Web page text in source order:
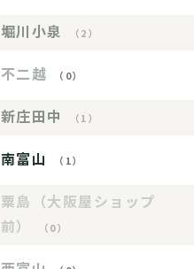
堀川小泉 （2）
不二越 （0）
新庄田中 （1）
南富山 （1）
粟島（大阪屋ショップ
前）
（0）